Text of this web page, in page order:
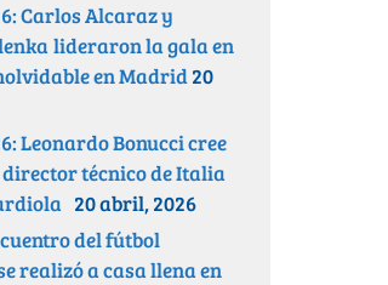
Carlos Alcaraz y
lideraron la gala en
en Madrid20
Leonardo Bonucci cree
director técnico de Italia
20 abril, 2026
del fútbol
realizó a casa llena en